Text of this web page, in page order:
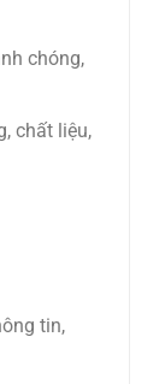
chóng,
chất liệu,
tin,